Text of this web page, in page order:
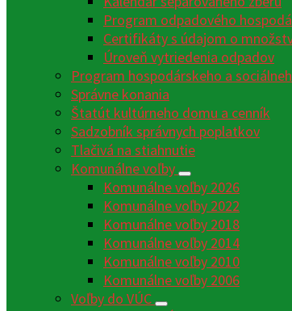
Program odpadového
Certifikáty s údajom o
Úroveň vytriedenia odpadov
Program hospodárskeho a
Správne konania
Štatút kultúrneho domu a cenník
Sadzobník správnych poplatkov
Tlačivá na stiahnutie
Komunálne voľby
Komunálne voľby 2026
Komunálne voľby 2022
Komunálne voľby 2018
Komunálne voľby 2014
Komunálne voľby 2010
Komunálne voľby 2006
Voľby do VÚC